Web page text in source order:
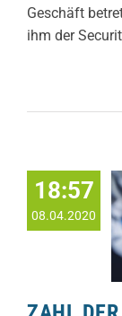
Geschäft
ihm der
18:57
08.04.2020